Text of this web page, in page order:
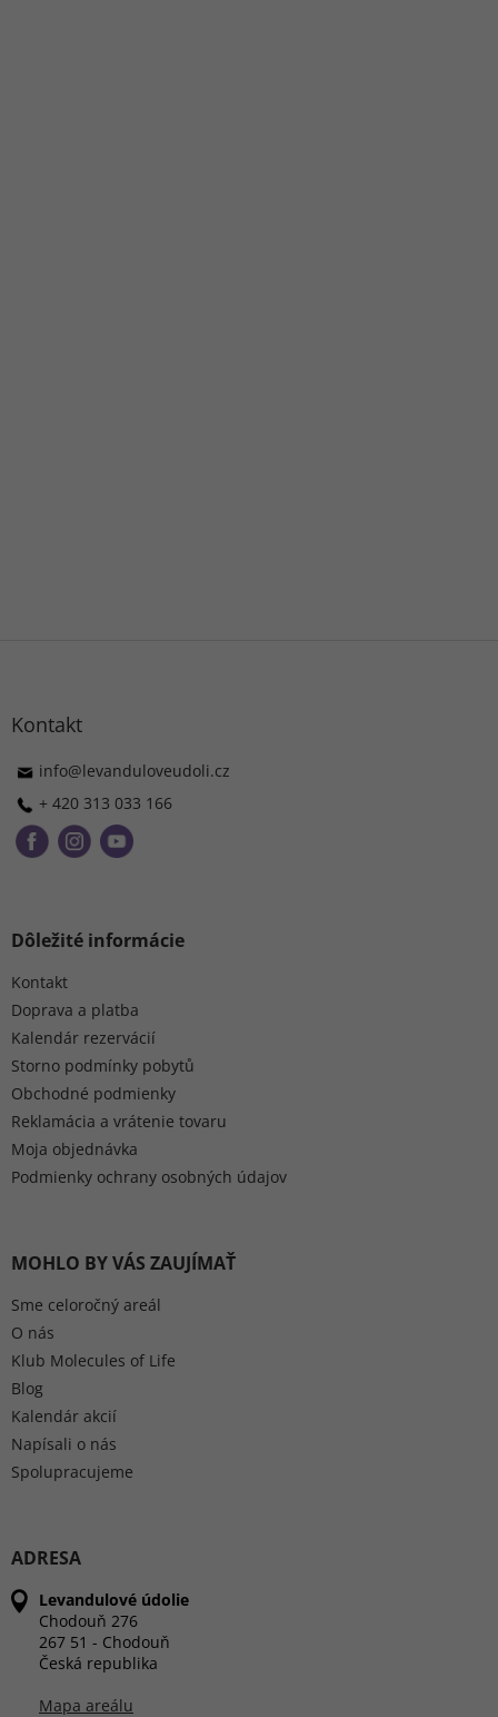
Kontakt
info@levanduloveudoli.cz
+ 420 313 033 166
Dôležité informácie
Kontakt
Doprava a platba
Kalendár rezervácií
Storno podmínky pobytů
Obchodné podmienky
Reklamácia a vrátenie tovaru
Moja objednávka
Podmienky ochrany osobných údajov
MOHLO BY VÁS ZAUJÍMAŤ
Sme celoročný areál
O nás
Klub Molecules of Life
Blog
Kalendár akcií
Napísali o nás
Spolupracujeme
ADRESA
Levandulové údolie
Chodouň 276
267 51 - Chodouň
Česká republika
Mapa areálu